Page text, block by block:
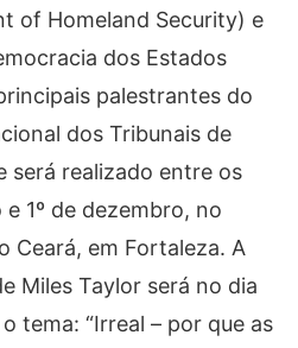
of Homeland Security) e
dos Estados
palestrantes do
dos Tribunais de
será realizado entre os
1º de dezembro, no
Ceará, em Fortaleza. A
Miles Taylor será no dia
tema: “Irreal – por que as